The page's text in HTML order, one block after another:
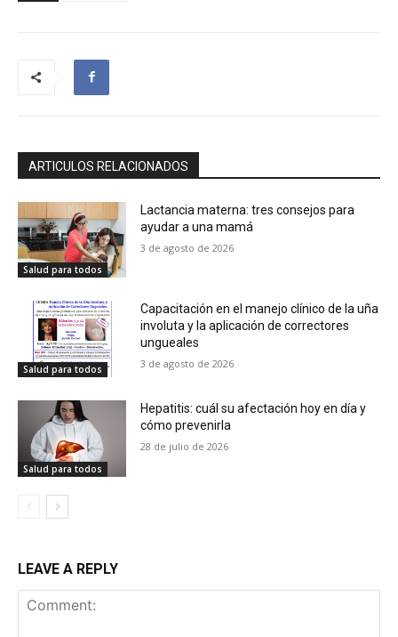
ARTICULOS RELACIONADOS
Salud para todos
Lactancia materna: tres consejos para
ayudar a una mamá
3 de agosto de 2026
Salud para todos
Capacitación en el manejo clínico de la uña
involuta y la aplicación de correctores
ungueales
3 de agosto de 2026
Salud para todos
Hepatitis: cuál su afectación hoy en día y
cómo prevenirla
28 de julio de 2026
LEAVE A REPLY